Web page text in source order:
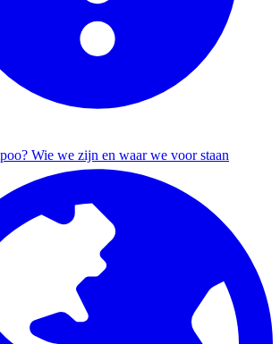
Wie we zijn en waar we voor staan